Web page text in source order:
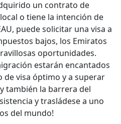
un contrato de
o tiene la intención de
puede solicitar una visa a
bajos, los Emiratos
oportunidades.
estarán encantados
de visa óptimo y a superar
también la barrera del
y trasládese a uno
del mundo!